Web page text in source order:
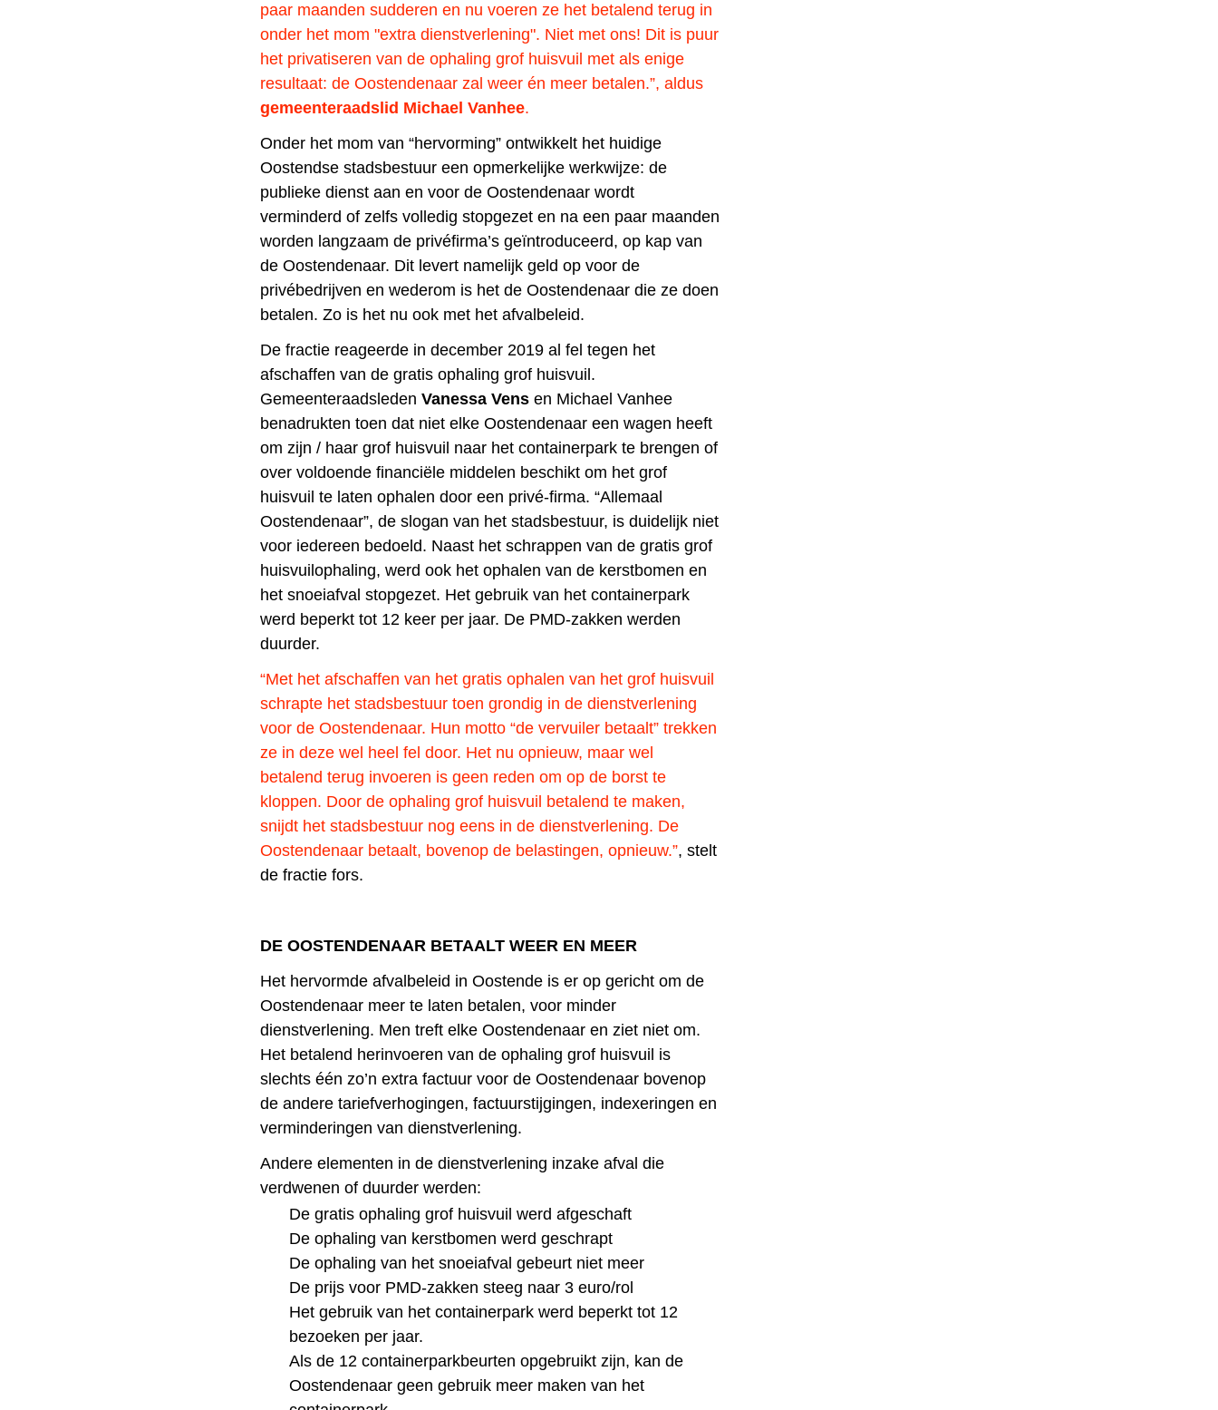
paar maanden sudderen en nu voeren ze het betalend terug in
onder het mom "extra dienstverlening". Niet met ons! Dit is puur
het privatiseren van de ophaling grof huisvuil met als enige
resultaat: de Oostendenaar zal weer én meer betalen.”, aldus
gemeenteraadslid Michael Vanhee.
Onder het mom van “hervorming” ontwikkelt het huidige
Oostendse stadsbestuur een opmerkelijke werkwijze: de
publieke dienst aan en voor de Oostendenaar wordt
verminderd of zelfs volledig stopgezet en na een paar maanden
worden langzaam de privéfirma’s geïntroduceerd, op kap van
de Oostendenaar. Dit levert namelijk geld op voor de
privébedrijven en wederom is het de Oostendenaar die ze doen
betalen. Zo is het nu ook met het afvalbeleid.
De fractie reageerde in december 2019 al fel tegen het
afschaffen van de gratis ophaling grof huisvuil.
GemeenteraadsledenVanessa Vens en Michael Vanhee
benadrukten toen dat niet elke Oostendenaar een wagen heeft
om zijn / haar grof huisvuil naar het containerpark te brengen of
over voldoende financiële middelen beschikt om het grof
huisvuil te laten ophalen door een privé-firma. “Allemaal
Oostendenaar”, de slogan van het stadsbestuur, is duidelijk niet
voor iedereen bedoeld. Naast het schrappen van de gratis grof
huisvuilophaling, werd ook het ophalen van de kerstbomen en
het snoeiafval stopgezet. Het gebruik van het containerpark
werd beperkt tot 12 keer per jaar. De PMD-zakken werden
duurder.
“Met het afschaffen van het gratis ophalen van het grof huisvuil
schrapte het stadsbestuur toen grondig in de dienstverlening
voor de Oostendenaar. Hun motto “de vervuiler betaalt” trekken
ze in deze wel heel fel door. Het nu opnieuw, maar wel
betalend terug invoeren is geen reden om op de borst te
kloppen. Door de ophaling grof huisvuil betalend te maken,
snijdt het stadsbestuur nog eens in de dienstverlening. De
Oostendenaar betaalt, bovenop de belastingen, opnieuw.”, stelt
de fractie fors.
DE OOSTENDENAAR BETAALT WEER EN MEER
Het hervormde afvalbeleid in Oostende is er op gericht om de
Oostendenaar meer te laten betalen, voor minder
dienstverlening. Men treft elke Oostendenaar en ziet niet om.
Het betalend herinvoeren van de ophaling grof huisvuil is
slechts één zo’n extrafactuur voor de Oostendenaar bovenop
de andere tariefverhogingen, factuurstijgingen, indexeringen en
verminderingen van dienstverlening.
Andere elementen in de dienstverlening inzake afval die
verdwenen of duurder werden:
De gratis ophaling grof huisvuil werd afgeschaft
De ophaling van kerstbomen werd geschrapt
De ophaling van het snoeiafval gebeurt niet meer
De prijs voor PMD-zakken steeg naar 3 euro/rol
Het gebruik van het containerpark werd beperkt tot 12
bezoeken per jaar.
Als de 12 containerparkbeurten opgebruikt zijn, kan de
Oostendenaar geen gebruik meer maken van het